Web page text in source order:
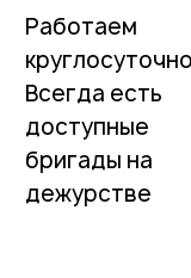
Работаем
Всегда есть
доступные
бригады на
дежурстве